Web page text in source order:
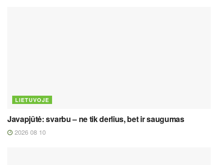
LIETUVOJE
Javapjūtė: svarbu – ne tik derlius, bet ir saugumas
2026 08 10